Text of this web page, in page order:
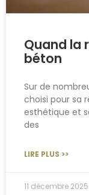
Quand la
béton
Sur de
choisi pour sa
esthétique et
des
LIRE PLUS >>
11 décembre 2025